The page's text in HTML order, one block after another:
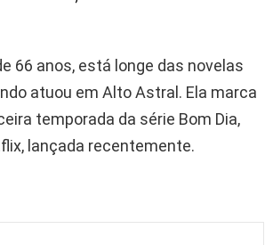
66 anos, está longe das novelas
atuou em Alto Astral. Ela marca
temporada da série Bom Dia,
lançada recentemente.